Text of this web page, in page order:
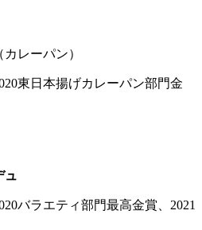
カレーパン）
東日本揚げカレーパン部門金
ュ
バラエティ部門最高金賞、 2021